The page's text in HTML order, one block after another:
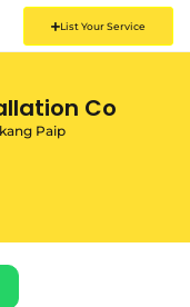
List Your Service
Co
Paip